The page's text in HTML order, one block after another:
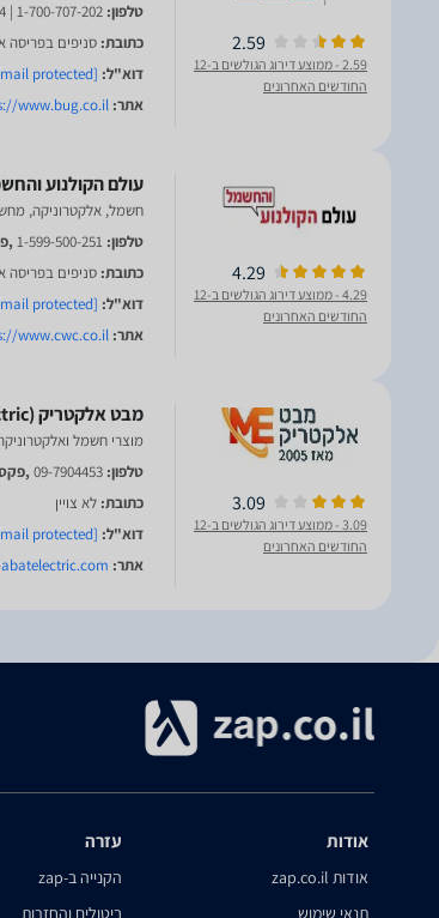
2.59
2.59
- ממוצע דירוג הגולשים ב-12
החודשים האחרונים
טלפון: 1-700-707-202 | 6974*
כתובת: סניפים בפריסה
דוא"ל: [email protected]
אתר: www.bug.co.il/
4.29
4.29
- ממוצע דירוג הגולשים ב-12
החודשים האחרונים
חשמל, אלקטרוניקה,
טלפון: 1-599-500-251
כתובת: סניפים בפריסה
דוא"ל: [email protected]
אתר: www.cwc.co.il/
3.09
3.09
- ממוצע דירוג הגולשים ב-12
החודשים האחרונים
מוצרי חשמל
טלפון: 09-7904453
כתובת: לא צויין
דוא"ל: [email protected]
אתר:
אודות
אודות zap.co.il
תנאי שימוש
עזרה
הקנייה ב-zap
ביטולים והחזרות